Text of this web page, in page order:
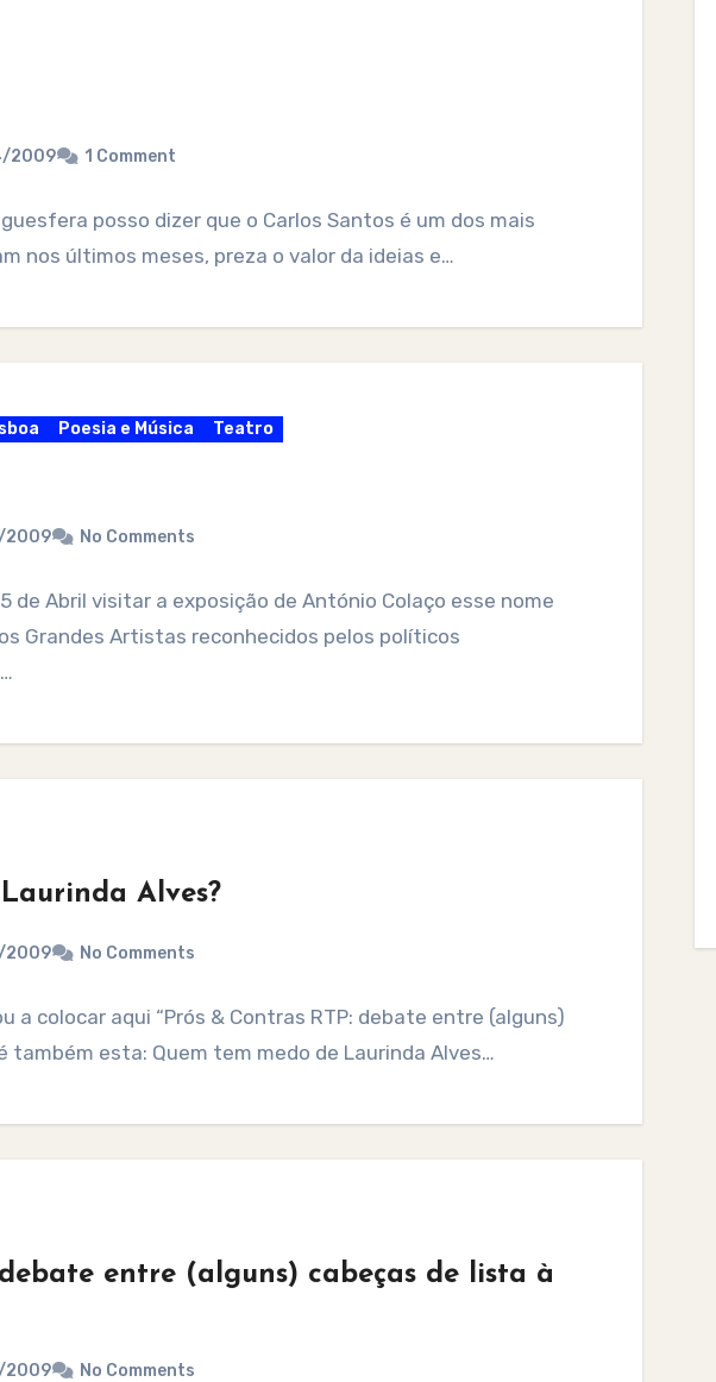
2009 1 Comment
posso dizer que o Carlos Santos é um dos mais
nos últimos meses, preza o valor da ideias e…
Poesia e Música Teatro
2009 No Comments
de Abril visitar a exposição de António Colaço esse nome
Grandes Artistas reconhecidos pelos políticos
Alves?
2009 No Comments
a colocar aqui “Prós & Contras RTP: debate entre (alguns)
também esta: Quem tem medo de Laurinda Alves…
entre (alguns) cabeças de lista à
2009 No Comments